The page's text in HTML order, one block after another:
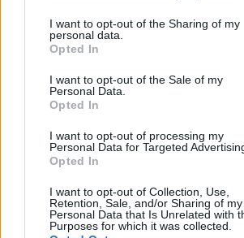
I want to opt-out of the Sharing of my
personal data.
Opted In
I want to opt-out of the Sale of my
Personal Data.
Opted In
I want to opt-out of processing my
Personal Data for Targeted
Opted In
I want to opt-out of Collection, Use,
Retention, Sale, and/or Sharing of my
Personal Data that Is Unrelated with
Purposes for which it was collected.
és bal agyféltekéje eltérően
agyfélteke a visszahúzódó, távolódó
viselkedésre, míg a bal agyfélteke a
Mi van, ha a kutya elveszíti a farkát?
A pszichológia professzora, Stanley Coren
melyben egy kutyának amputálni kellett a
követően úgy tűnt, fajtársai nem értették
kutya kommunikálni feléjük.Egy másik
kutya, miután egy baleseten elvesztette a
saját kommunikációját: hiányzó testrésze